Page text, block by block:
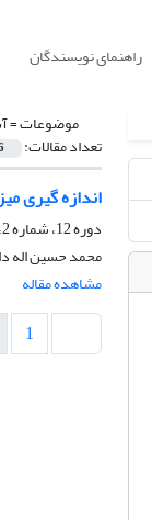
راهنمای نویسندگان
موضوعات =
تعداد مقالات:
اندازه گیری
دوره 12، شماره 2، تابستان 1395، صفحه
محمد حسین اله
مشاهده مقاله
1